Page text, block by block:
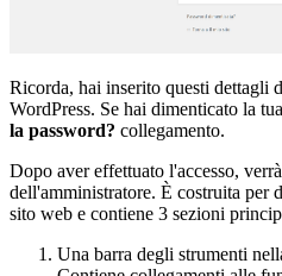
Ricorda, hai inserito questi dettagli
WordPress. Se hai dimenticato la
la password? collegamento.
Dopo aver effettuato l'accesso,
dell'amministratore. È costruita per
sito web e contiene 3 sezioni
Una barra degli strumenti